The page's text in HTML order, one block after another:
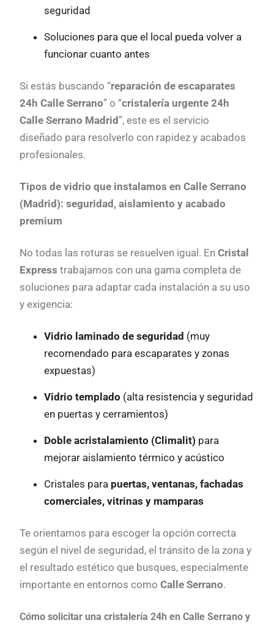
seguridad
Soluciones para que el local pueda volver a
funcionar cuanto antes
Si estás buscando “reparación de escaparates
24h Calle Serrano” o “cristalería urgente 24h
Calle Serrano Madrid”, este es el servicio
diseñado para resolverlo con rapidez y acabados
profesionales.
Tipos de vidrio que instalamos en Calle Serrano
(Madrid): seguridad, aislamiento y acabado
premium
No todas las roturas se resuelven igual. EnCristal
Express trabajamos con una gama completa de
soluciones para adaptar cada instalación a su uso
y exigencia:
Vidrio laminado de seguridad (muy
recomendado para escaparates y zonas
expuestas)
Vidrio templado (alta resistencia y seguridad
en puertas y cerramientos)
Doble acristalamiento (Climalit) para
mejorar aislamiento térmico y acústico
Cristales para puertas, ventanas, fachadas
comerciales, vitrinas y mamparas
Te orientamos para escoger la opción correcta
según el nivel de seguridad, el tránsito de la zona y
el resultado estético que busques, especialmente
importante en entornos comoCalle Serrano.
Cómo solicitar una cristalería 24h en Calle Serrano y